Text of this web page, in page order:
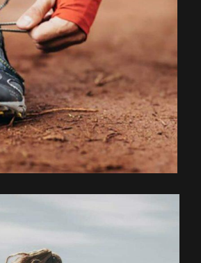
LE PARCOURS